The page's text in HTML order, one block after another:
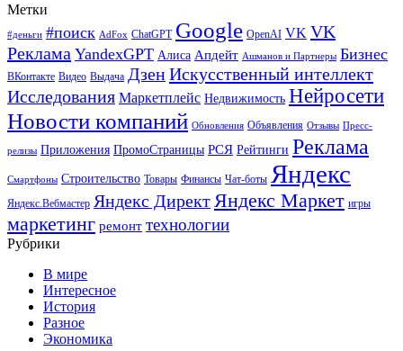
Метки
#деньги #поиск AdFox ChatGPT Google OpenAI VK VK
Реклама YandexGPT Алиса Апдейт Ашманов и Партнеры Бизнес
ВКонтакте Видео Выдача ДзенИскусственный интеллект
Исследования Маркетплейс Недвижимость Нейросети
Новости компаний Обновления Объявления Отзывы Пресс-
релизы Приложения ПромоСтраницы РСЯ Рейтинги Реклама
Смартфоны Строительство Товары Финансы Чат-боты Яндекс
Яндекс.Вебмастер Яндекс Директ Яндекс Маркет игры
маркетинг ремонт технологии
Рубрики
В мире
Интересное
История
Разное
Экономика